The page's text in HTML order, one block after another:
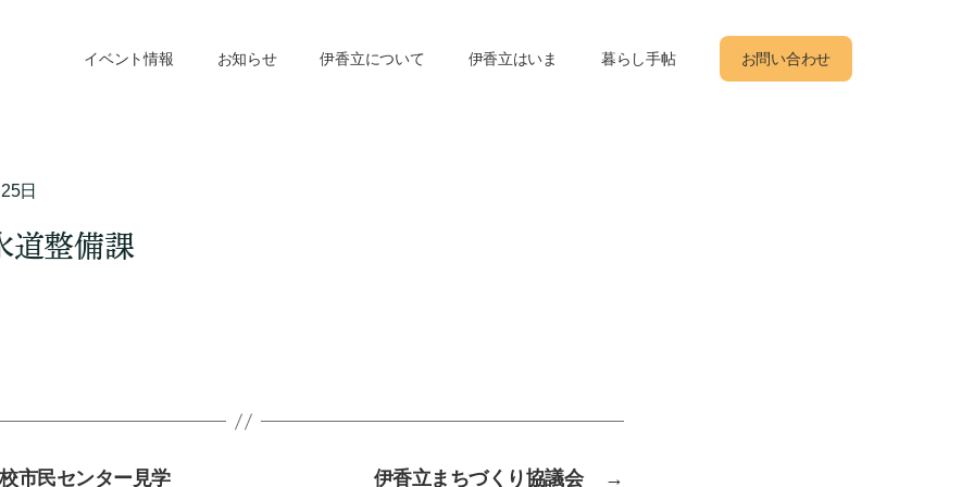
イベント情報 お知らせ 伊香立について 伊香立はいま 暮らし手帖 お問い合わせ
日
道整備課
市民センター見学 →
伊香立まちづくり協議会